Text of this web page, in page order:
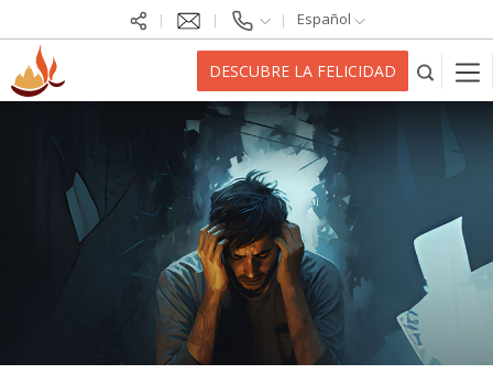
Español
DESCUBRE LA FELICIDAD